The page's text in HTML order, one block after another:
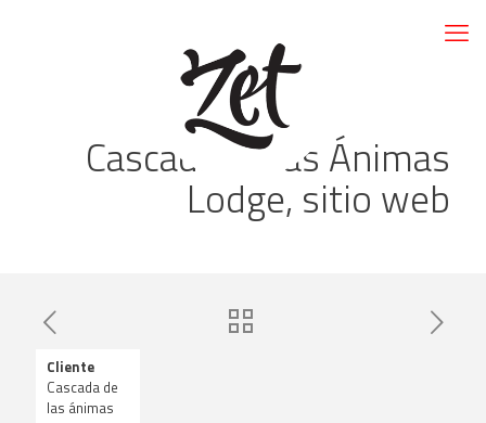
Cascada de las Ánimas
Lodge, sitio web
Cliente
Cascada de
las ánimas